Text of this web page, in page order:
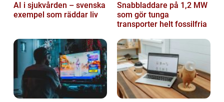
AI i sjukvården – svenska
exempel som räddar liv
Snabbladdare på 1,2 MW
som gör tunga
transporter helt fossilfria